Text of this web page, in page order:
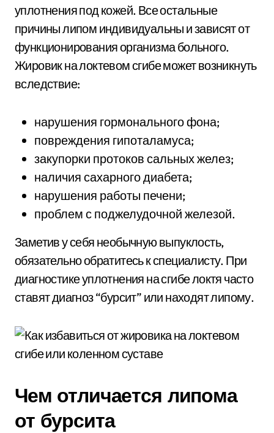
уплотнения под кожей. Все остальные
причины липом индивидуальны и зависят от
функционирования организма больного.
Жировик на локтевом сгибе может возникнуть
вследствие:
нарушения гормонального фона;
повреждения гипоталамуса;
закупорки протоков сальных желез;
наличия сахарного диабета;
нарушения работы печени;
проблем с поджелудочной железой.
Заметив у себя необычную выпуклость,
обязательно обратитесь к специалисту. При
диагностике уплотнения на сгибе локтя часто
ставят диагноз “бурсит” или находят липому.
Чем отличается липома
от бурсита